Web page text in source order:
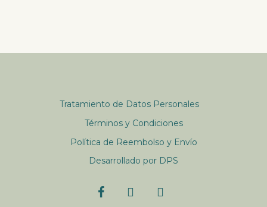
Tratamiento de Datos Personales
Términos y Condiciones
Política de Reembolso y Envío
Desarrollado por DPS
facebookyoutubeinstagram